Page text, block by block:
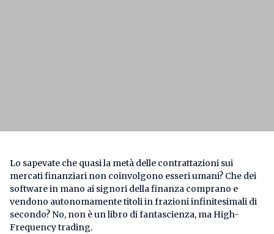
Lo sapevate che quasi la metà delle contrattazioni sui
mercati finanziari non coinvolgono esseri umani? Che dei
software in mano ai signori della finanza comprano e
vendono autonomamente titoli in frazioni infinitesimali di
secondo? No, non è un libro di fantascienza, ma High-
Frequency trading.